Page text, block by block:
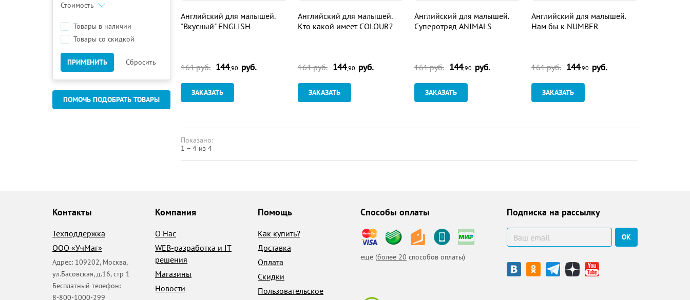
Стоимость
Товары в наличии
Товары со скидкой
ПРИМЕНИТЬ Сбросить
ПОМОЧЬ ПОДОБРАТЬ ТОВАРЫ
Английский для малышей.
"Вкусный" ENGLISH
161руб. 144,90 руб.
ЗАКАЗАТЬ
Английский для малышей.
Кто какой имеет COLOUR?
161руб. 144,90 руб.
ЗАКАЗАТЬ
Английский для малышей.
Суперотряд ANIMALS
161руб. 144,90 руб.
ЗАКАЗАТЬ
Английский для малышей.
Нам бы к NUMBER
161руб. 144,90 руб.
ЗАКАЗАТЬ
Показано:
1 – 4 из 4
Контакты
Техподдержка
ООО «УчМаг»
Адрес: 109202, Москва,
ул.Басовская, д.16, стр 1
Бесплатный телефон:
8-800-1000-299
Компания
О Нас
WEB-разработка и IT
решения
Магазины
Новости
Помощь
Как купить?
Доставка
Оплата
Скидки
Пользовательское
Способы оплаты
ещё (более 20 способов оплаты)
Подписка на рассылку
ОК